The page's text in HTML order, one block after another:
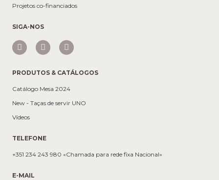
Projetos co-financiados
SIGA-NOS
PRODUTOS & CATÁLOGOS
Catálogo Mesa 2024
New - Taças de servir UNO
Vídeos
TELEFONE
+351 234 243 980 «Chamada para rede fixa Nacional»
E-MAIL